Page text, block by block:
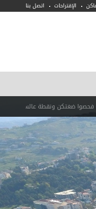
اتصل بنا الإقتراحات
عالسطر" فحوصات